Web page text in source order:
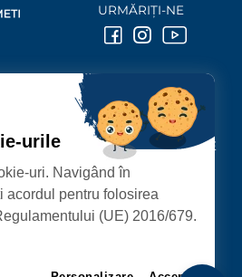
DATELOR PERSONALE
MUNICIPIULUI
1 CORP M, 440026 SATU MARE
URMĂRIȚI-NE
urile
uri. Navigând în
acordul pentru folosirea
(UE) 2016/679.